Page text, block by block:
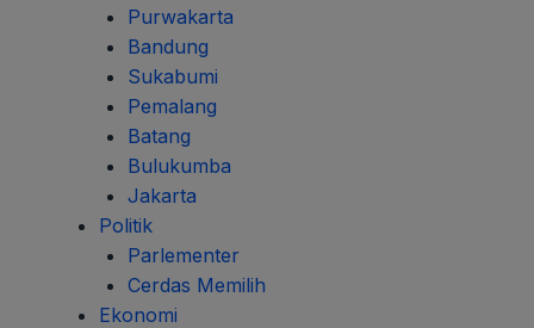
Purwakarta
Bandung
Sukabumi
Pemalang
Batang
Bulukumba
Jakarta
Politik
Parlementer
Cerdas Memilih
Ekonomi